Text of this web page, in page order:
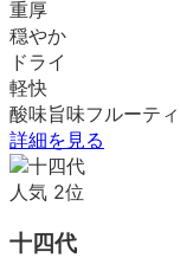
重厚
穏やか
ドライ
軽快
酸味旨味フルーティ
詳細を見る
人気 2位
十四代